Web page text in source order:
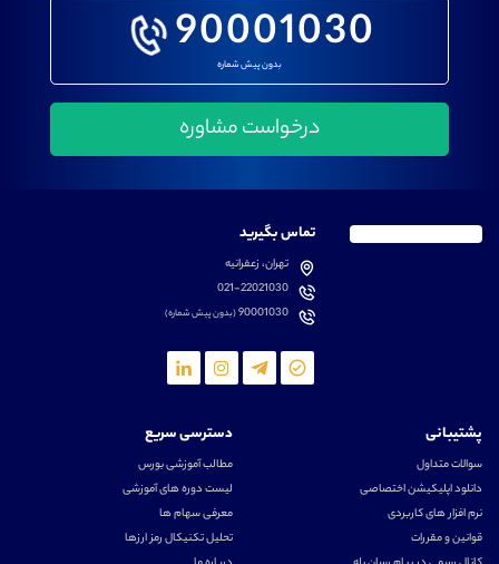
90001030
بدون پیش شماره
تماس بگیرید
تهران، زعفرانیه
021-22021030
90001030(بدون پیش شماره)
پشتیبانی
سوالات متداول
دانلود اپلیکیشن اختصاصی
نرم افزار های کاربردی
قوانین و مقررات
دسترسی سریع
مطالب آموزشی بورس
لیست دوره های آموزشی
معرفی سهام ها
تحلیل تکنیکال رمز ارزها